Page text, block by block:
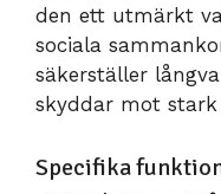
den ett utmärkt
sociala
säkerställer
skyddar mot
Specifika